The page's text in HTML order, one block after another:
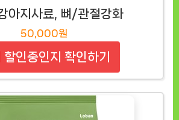
아지사료, 뼈/관절강화
50,000원
할인중인지 확인하기